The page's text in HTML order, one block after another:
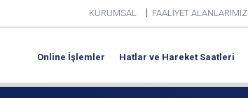
KURUMSAL FAALİYET ALANLARIMIZ
Online İşlemler Hatlar ve Hareket Saatleri